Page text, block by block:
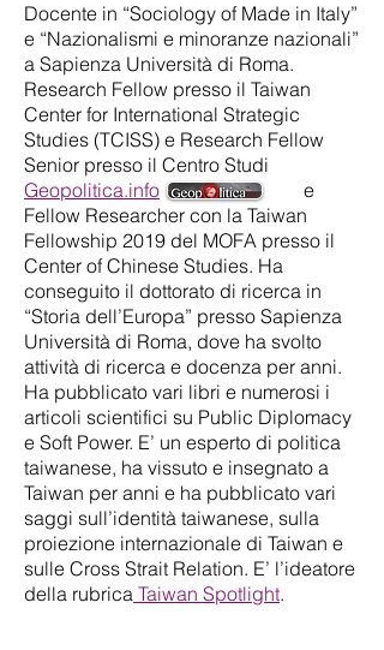
Docente in “Sociology of Made in Italy”
e “Nazionalismi e minoranze nazionali”
a Sapienza Università di Roma.
Research Fellow presso il Taiwan
Center for International Strategic
Studies (TCISS) e Research Fellow
Senior presso il Centro Studi
Geopolitica.info e
Fellow Researcher con la Taiwan
Fellowship 2019 del MOFA presso il
Center of Chinese Studies. Ha
conseguito il dottorato di ricerca in
“Storia dell’Europa” presso Sapienza
Università di Roma, dove ha svolto
attività di ricerca e docenza per anni.
Ha pubblicato vari libri e numerosi i
articoli scientifici su Public Diplomacy
e Soft Power. E’ un esperto di politica
taiwanese, ha vissuto e insegnato a
Taiwan per anni e ha pubblicato vari
saggi sull’identità taiwanese, sulla
proiezione internazionale di Taiwan e
sulle Cross Strait Relation. E’ l’ideatore
della rubrica Taiwan Spotlight.